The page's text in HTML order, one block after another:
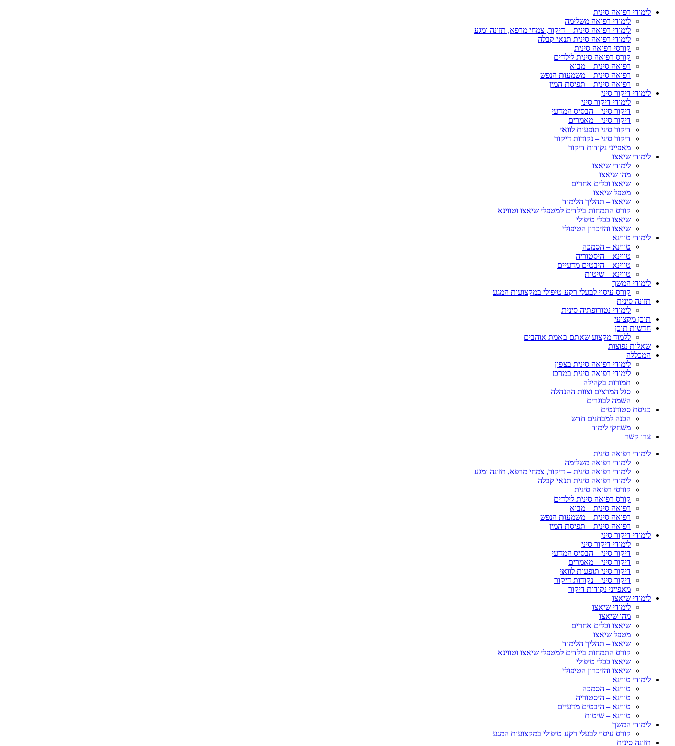
לימודי רפואה סינית
לימודי רפואה משלימה
לימודי רפואה סינית – דיקור, צמחי מרפא, תזונה ומגע
לימודי רפואה סינית תנאי קבלה
קורסי רפואה סינית
קורס רפואה סינית לילדים
רפואה סינית – מבוא
רפואה סינית – משמעות הנפש
רפואה סינית – תפיסת המין
לימודי דיקור סיני
לימודי דיקור סיני
דיקור סיני – הבסיס המדעי
דיקור סיני – מאמרים
דיקור סיני תופעות לוואי
דיקור סיני – נקודות דיקור
מאפייני נקודות דיקור
לימודי שיאצו
לימודי שיאצו
מהו שיאצו
שיאצו וכלים אחרים
מטפל שיאצו
שיאצו – תהליך הלימוד
קורס התמחות בילדים למטפלי שיאצו וטווינא
שיאצו ככלי טיפולי
שיאצו והזיכרון הטיפולי
לימודי טווינא
טווינא – הסמכה
טווינא – היסטוריה
טווינא – היבטים מדעיים
טווינא – שיטות
לימודי המשך
קורס עיסוי לבעלי רקע טיפולי במקצועות המגע
תזונה סינית
לימודי נטורופתיה סינית
תוכן מקצועי
חדשות תוכן
ללמוד מקצוע שאתם באמת אוהבים
שאלות נפוצות
המכללה
לימודי רפואה סינית בצפון
לימודי רפואה סינית במרכז
תמורות בקהילה
סגל המרצים וצוות ההנהלה
השמה לבוגרים
כניסת סטודנטים
הכנה למבחנים חדש
משחקי לימוד
צרו קשר
לימודי רפואה סינית
לימודי רפואה משלימה
לימודי רפואה סינית – דיקור, צמחי מרפא, תזונה ומגע
לימודי רפואה סינית תנאי קבלה
קורסי רפואה סינית
קורס רפואה סינית לילדים
רפואה סינית – מבוא
רפואה סינית – משמעות הנפש
רפואה סינית – תפיסת המין
לימודי דיקור סיני
לימודי דיקור סיני
דיקור סיני – הבסיס המדעי
דיקור סיני – מאמרים
דיקור סיני תופעות לוואי
דיקור סיני – נקודות דיקור
מאפייני נקודות דיקור
לימודי שיאצו
לימודי שיאצו
מהו שיאצו
שיאצו וכלים אחרים
מטפל שיאצו
שיאצו – תהליך הלימוד
קורס התמחות בילדים למטפלי שיאצו וטווינא
שיאצו ככלי טיפולי
שיאצו והזיכרון הטיפולי
לימודי טווינא
טווינא – הסמכה
טווינא – היסטוריה
טווינא – היבטים מדעיים
טווינא – שיטות
לימודי המשך
קורס עיסוי לבעלי רקע טיפולי במקצועות המגע
תזונה סינית